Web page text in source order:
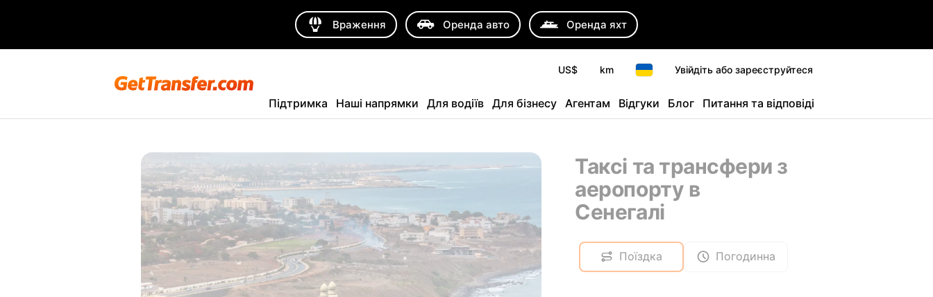
Враження Оренда авто Оренда яхт
US$ km Увійдіть або зареєструйтеся
Підтримка Наші напрямки Для водіїв Для бізнесу Агентам Відгуки Блог Питання та відповіді
Таксі та трансфери з
аеропорту в
Сенегалі
Поїздка Погодинна